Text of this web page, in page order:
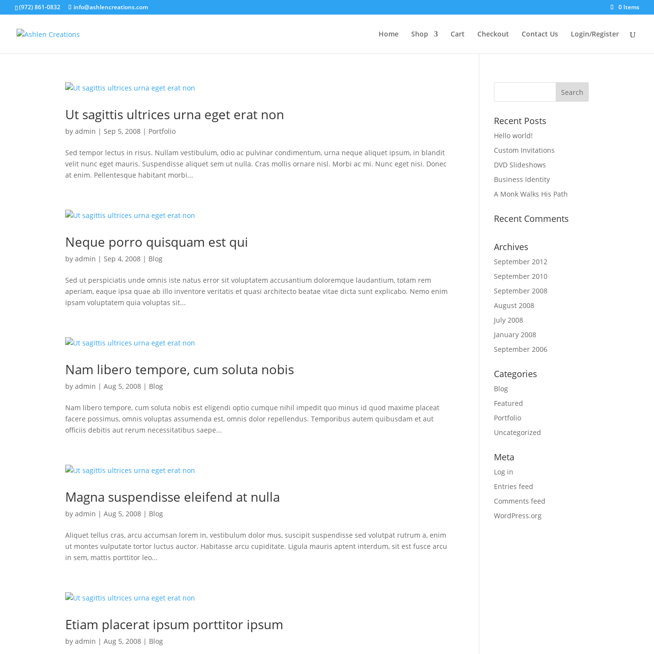
(972) 861-0832 info@ashlencreations.com 0 Items
Home Shop Cart Checkout Contact Us Login/Register
Ut sagittis ultrices urna eget erat non
byadmin |Sep 5, 2008 | Portfolio
Sed tempor lectus in risus. Nullam vestibulum, odio ac pulvinar condimentum, urna neque aliquet ipsum, in blandit
velit nunc eget mauris. Suspendisse aliquet sem ut nulla. Cras mollis ornare nisl. Morbi ac mi. Nunc eget nisi. Donec
at enim. Pellentesque habitant morbi...
Neque porro quisquam est qui
byadmin |Sep 4, 2008 | Blog
Sed ut perspiciatis unde omnis iste natus error sit voluptatem accusantium doloremque laudantium, totam rem
aperiam, eaque ipsa quae ab illo inventore veritatis et quasi architecto beatae vitae dicta sunt explicabo. Nemo enim
ipsam voluptatem quia voluptas sit...
Nam libero tempore, cum soluta nobis
byadmin |Aug 5, 2008 | Blog
Nam libero tempore, cum soluta nobis est eligendi optio cumque nihil impedit quo minus id quod maxime placeat
facere possimus, omnis voluptas assumenda est, omnis dolor repellendus. Temporibus autem quibusdam et aut
officiis debitis aut rerum necessitatibus saepe...
Magna suspendisse eleifend at nulla
byadmin |Aug 5, 2008 | Blog
Aliquet tellus cras, arcu accumsan lorem in, vestibulum dolor mus, suscipit suspendisse sed volutpat rutrum a, enim
ut montes vulputate tortor luctus auctor. Habitasse arcu cupiditate. Ligula mauris aptent interdum, sit est fusce arcu
in sem, mattis porttitor leo...
Etiam placerat ipsum porttitor ipsum
byadmin |Aug 5, 2008 | Blog
Recent Posts
Hello world!
Custom Invitations
DVD Slideshows
Business Identity
A Monk Walks His Path
Recent Comments
Archives
September 2012
September 2010
September 2008
August 2008
July 2008
January 2008
September 2006
Categories
Blog
Featured
Portfolio
Uncategorized
Meta
Log in
Entries feed
Comments feed
WordPress.org